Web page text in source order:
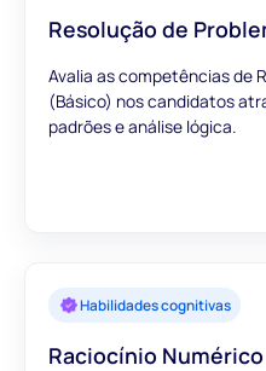
Resolução de
Avalia as competências de
(Básico) nos candidatos
padrões e análise lógica.
Habilidades cognitivas
Raciocínio